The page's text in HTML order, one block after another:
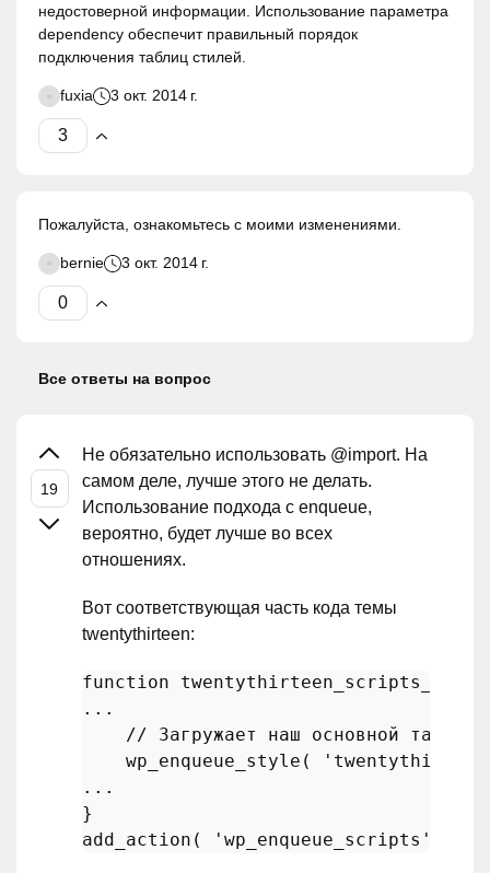
недостоверной информации. Использование параметра
dependency обеспечит правильный порядок
подключения таблиц стилей.
fuxia 3 окт. 2014 г.
Пожалуйста, ознакомьтесь с моими изменениями.
bernie 3 окт. 2014 г.
Все ответы на вопрос
Не обязательно использовать @import. На
самом деле, лучше этого не делать.
Использование подхода с enqueue,
вероятно, будет лучше во всех
отношениях.
Вот соответствующая часть кода темы
twentythirteen:
function
...
// Загружает наш основной
wp_enqueue_style (
...
add_action ( 'wp_enqueue_scripts'